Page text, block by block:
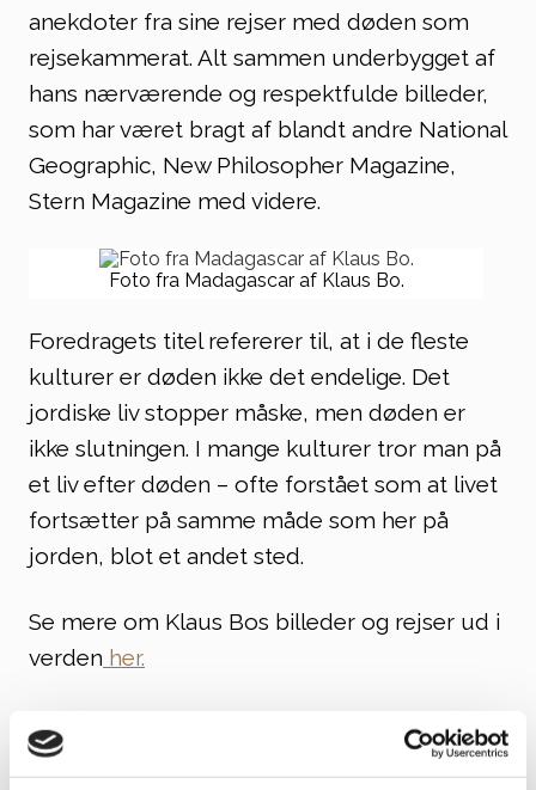
anekdoter fra sine rejser med døden som
rejsekammerat. Alt sammen underbygget af
hans nærværende og respektfulde billeder,
som har været bragt af blandt andre National
Geographic, New Philosopher Magazine,
Stern Magazine med videre.
Foto fra Madagascar af Klaus Bo.
Foredragets titel refererer til, at i de fleste
kulturer er døden ikke det endelige. Det
jordiske liv stopper måske, men døden er
ikke slutningen. I mange kulturer tror man på
et liv efter døden – ofte forstået som at livet
fortsætter på samme måde som her på
jorden, blot et andet sted.
Se mere om Klaus Bos billeder og rejser ud i
verden her.
Pris pr. person: 100 kr.